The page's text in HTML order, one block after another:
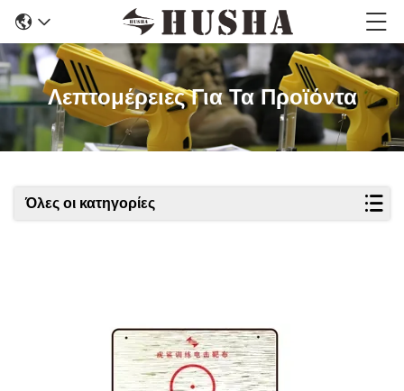
Λεπτομέρειες Για Τα Προϊόντα
Όλες οι κατηγορίες